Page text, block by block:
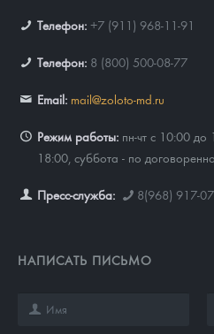
Телефон: +7 (911) 968-11-91
Телефон: 8 (800) 500-08-77
Email: mail@zoloto-md.ru
Режим работы: пн-чт с 10:00 до
18:00, суббота - по
Пресс-служба: 8(968) 917-
НАПИСАТЬ ПИСЬМО